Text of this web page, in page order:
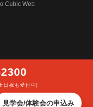
Cubic Web
RIGHTS RESERVED.
日祝も受付中)
見学会/体験会の申込み